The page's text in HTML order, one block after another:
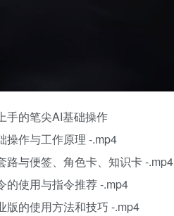
手的笔尖AI基础操作
操作与工作原理 -.mp4
路与便签、角色卡、知识卡 -.mp4
的使用与指令推荐 -.mp4
版的使用方法和技巧 -.mp4